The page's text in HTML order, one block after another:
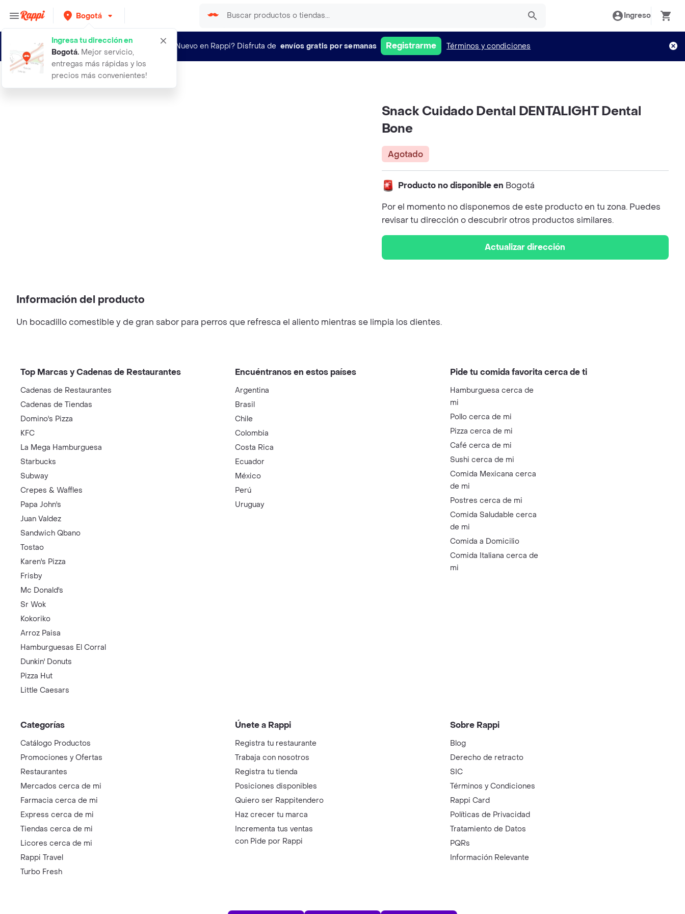
Bogotá
Ingresa tu dirección en
Bogotá. Mejor servicio,
entregas más rápidas y los
precios más convenientes!
Ingreso
¿Nuevo en Rappi? Disfruta de envíos gratis por semanas Registrarme Términos y condiciones
snack cuidado dental dentalight den
Snack Cuidado Dental DENTALIGHT Dental
Bone
Agotado
Producto no disponible en Bogotá
Por el momento no disponemos de este producto en tu zona. Puedes
revisar tu dirección o descubrir otros productos similares.
Actualizar dirección
Información del producto
Un bocadillo comestible y de gran sabor para perros que refresca el aliento mientras se limpia los dientes.
Top Marcas y Cadenas de Restaurantes
Cadenas de Restaurantes
Cadenas de Tiendas
Domino's Pizza
KFC
La Mega Hamburguesa
Starbucks
Subway
Crepes & Waffles
Papa John's
Juan Valdez
Sandwich Qbano
Tostao
Karen's Pizza
Frisby
Mc Donald's
Sr Wok
Kokoriko
Arroz Paisa
Hamburguesas El Corral
Dunkin' Donuts
Pizza Hut
Little Caesars
Encuéntranos en estos países
Argentina
Brasil
Chile
Colombia
Costa Rica
Ecuador
México
Perú
Uruguay
Pide tu comida favorita cerca de ti
Hamburguesa cerca de
mi
Pollo cerca de mi
Pizza cerca de mi
Café cerca de mi
Sushi cerca de mi
Comida Mexicana cerca
de mi
Postres cerca de mi
Comida Saludable cerca
de mi
Comida a Domicilio
Comida Italiana cerca de
mi
Categorías
Catálogo Productos
Promociones y Ofertas
Restaurantes
Mercados cerca de mi
Farmacia cerca de mi
Express cerca de mi
Tiendas cerca de mi
Licores cerca de mi
Rappi Travel
Turbo Fresh
Únete a Rappi
Registra tu restaurante
Trabaja con nosotros
Registra tu tienda
Posiciones disponibles
Quiero ser Rappitendero
Haz crecer tu marca
Incrementa tus ventas
con Pide por Rappi
Sobre Rappi
Blog
Derecho de retracto
SIC
Términos y Condiciones
Rappi Card
Políticas de Privacidad
Tratamiento de Datos
PQRs
Información Relevante